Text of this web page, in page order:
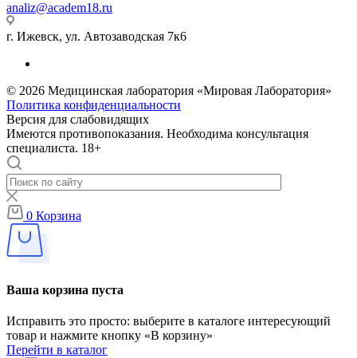
analiz@academ18.ru
г. Ижевск, ул. Автозаводская 7к6
© 2026 Медицинская лаборатория «Мировая Лаборатория»
Политика конфиденциальности
Версия для слабовидящих
Имеются противопоказания. Необходима консультация
специалиста. 18+
0 Корзина
Ваша корзина пуста
Исправить это просто: выберите в каталоге интересующий
товар и нажмите кнопку «В корзину»
Перейти в каталог